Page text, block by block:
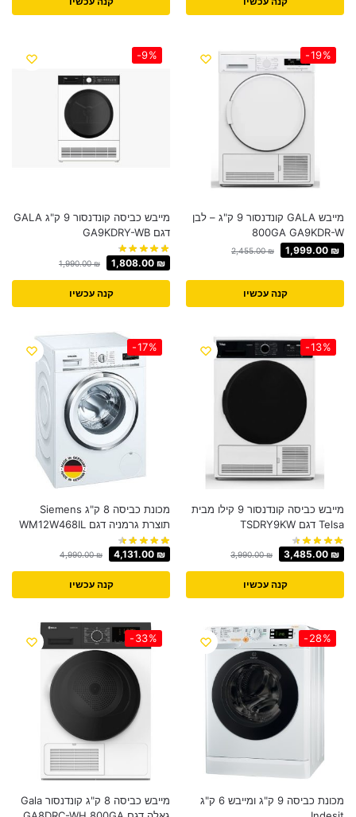
-19%
מייבש GALA קונדנסור 9 ק"ג – לבן
800GA GA9KDR-W
2,455.00₪ 1,999.00 ₪
קנה עכשיו
-9%
מייבש כביסה קונדנסור 9 ק"ג GALA
דגם GA9KDRY-WB
1,990.00₪ 1,808.00 ₪
קנה עכשיו
-13%
מייבש כביסה קונדנסור 9 קילו מבית
Telsa דגם TSDRY9KW
3,990.00₪ 3,485.00 ₪
קנה עכשיו
-17%
מכונת כביסה 8 ק"ג Siemens
תוצרת גרמניה דגם WM12W468IL
4,990.00₪ 4,131.00 ₪
קנה עכשיו
-28%
מכונת כביסה 9 ק"ג ומייבש 6 ק"ג
-33%
מייבש כביסה 8 ק"ג קונדנסור Gala